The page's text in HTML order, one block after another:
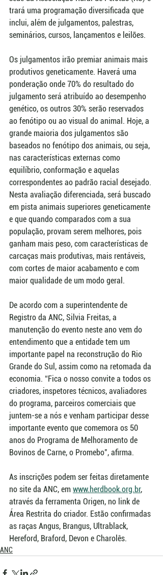
trará uma programação diversificada que
inclui, além de julgamentos, palestras,
seminários, cursos, lançamentos e leilões.
Os julgamentos irão premiar animais mais
produtivos geneticamente. Haverá uma
ponderação onde 70% do resultado do
julgamento será atribuído ao desempenho
genético, os outros 30% serão reservados
ao fenótipo ou ao visual do animal. Hoje, a
grande maioria dos julgamentos são
baseados no fenótipo dos animais, ou seja,
nas características externas como
equilíbrio, conformação e aquelas
correspondentes ao padrão racial desejado.
Nesta avaliação diferenciada, será buscado
em pista animais superiores geneticamente
e que quando comparados com a sua
população, provam serem melhores, pois
ganham mais peso, com características de
carcaças mais produtivas, mais rentáveis,
com cortes de maior acabamento e com
maior qualidade de um modo geral.
De acordo com a superintendente de
Registro da ANC, Silvia Freitas, a
manutenção do evento neste ano vem do
entendimento que a entidade tem um
importante papel na reconstrução do Rio
Grande do Sul, assim como na retomada da
economia. “Fica o nosso convite a todos os
criadores, inspetores técnicos, avaliadores
do programa, parceiros comerciais que
juntem-se a nós e venham participar desse
importante evento que comemora os 50
anos do Programa de Melhoramento de
Bovinos de Carne, o Promebo", afirma.
As inscrições podem ser feitas diretamente
no site da ANC, em www.herdbook.org.br,
através da ferramenta Origen, no link de
Área Restrita do criador. Estão confirmadas
as raças Angus, Brangus, Ultrablack,
Hereford, Braford, Devon e Charolês.
ANC